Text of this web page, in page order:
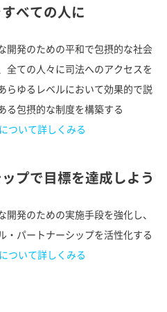
べての人に
開発のための平和で包摂的な社会
全ての人々に司法へのアクセスを
らゆるレベルにおいて効果的で説
る包摂的な制度を構築する
ついて詳しくみる
プで目標を達成しよう
開発のための実施手段を強化し、
・パートナーシップを活性化する
ついて詳しくみる